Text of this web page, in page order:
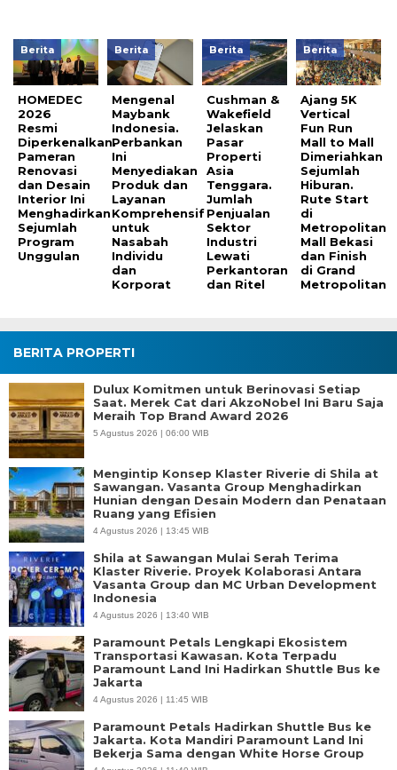
Berita
HOMEDEC
2026
Resmi
Diperkenalkan.
Pameran
Renovasi
dan Desain
Interior Ini
Menghadirkan
Sejumlah
Program
Unggulan
Berita
Mengenal
Maybank
Indonesia.
Perbankan
Ini
Menyediakan
Produk dan
Layanan
Komprehensif
untuk
Nasabah
Individu
dan
Korporat
Berita
Cushman &
Wakefield
Jelaskan
Pasar
Properti
Asia
Tenggara.
Jumlah
Penjualan
Sektor
Industri
Lewati
Perkantoran
dan Ritel
Berita
Ajang 5K
Vertical
Fun Run
Mall to Mall
Dimeriahkan
Sejumlah
Hiburan.
Rute Start
di
Metropolitan
Mall Bekasi
dan Finish
di Grand
Metropolitan
BERITA PROPERTI
Dulux Komitmen untuk Berinovasi Setiap
Saat. Merek Cat dari AkzoNobel Ini Baru Saja
Meraih Top Brand Award 2026
5 Agustus 2026 | 06:00 WIB
Mengintip Konsep Klaster Riverie di Shila at
Sawangan. Vasanta Group Menghadirkan
Hunian dengan Desain Modern dan Penataan
Ruang yang Efisien
4 Agustus 2026 | 13:45 WIB
Shila at Sawangan Mulai Serah Terima
Klaster Riverie. Proyek Kolaborasi Antara
Vasanta Group dan MC Urban Development
Indonesia
4 Agustus 2026 | 13:40 WIB
Paramount Petals Lengkapi Ekosistem
Transportasi Kawasan. Kota Terpadu
Paramount Land Ini Hadirkan Shuttle Bus ke
Jakarta
4 Agustus 2026 | 11:45 WIB
Paramount Petals Hadirkan Shuttle Bus ke
Jakarta. Kota Mandiri Paramount Land Ini
Bekerja Sama dengan White Horse Group